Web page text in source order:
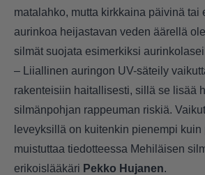
matalahko, mutta kirkkaina päivinä tai
aurinkoa heijastavan veden äärellä
silmät suojata esimerkiksi
– Liiallinen auringon UV-säteily
rakenteisiin haitallisesti, sillä se lisää
silmänpohjan rappeuman riskiä.
leveyksillä on kuitenkin pienempi
muistuttaa tiedotteessa Mehiläisen
erikoislääkäri Pekko Hujanen.